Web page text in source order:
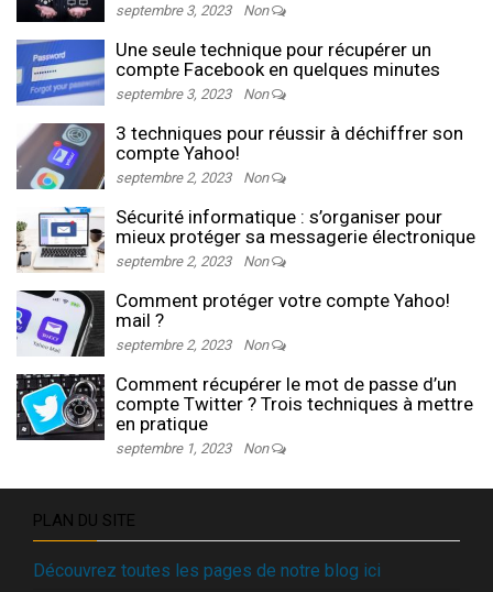
septembre 3, 2023 Non
Une seule technique pour récupérer un
compte Facebook en quelques minutes
septembre 3, 2023 Non
3 techniques pour réussir à déchiffrer son
compte Yahoo!
septembre 2, 2023 Non
Sécurité informatique : s’organiser pour
mieux protéger sa messagerie électronique
septembre 2, 2023 Non
Comment protéger votre compte Yahoo!
mail ?
septembre 2, 2023 Non
Comment récupérer le mot de passe d’un
compte Twitter ? Trois techniques à mettre
en pratique
septembre 1, 2023 Non
PLAN DU SITE
Découvrez toutes les pages de notre blog ici